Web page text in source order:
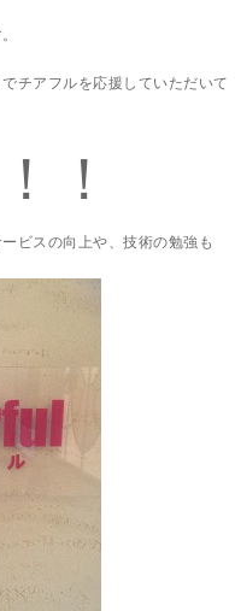
チアフルを応援していただいて
！
ビスの向上や、技術の勉強も